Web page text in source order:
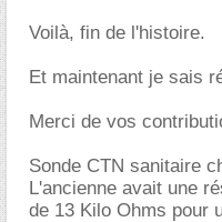
Voilà, fin de l'histoire.
Et maintenant je sais
Merci de vos
Sonde CTN sanitaire
L'ancienne avait une
de 13 Kilo Ohms pour